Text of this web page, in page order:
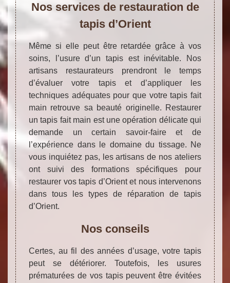
Nos services de restauration de
tapis d’Orient
Même si elle peut être retardée grâce à vos
soins, l’usure d’un tapis est inévitable. Nos
artisans restaurateurs prendront le temps
d’évaluer votre tapis et d’appliquer les
techniques adéquates pour que votre tapis fait
main retrouve sa beauté originelle. Restaurer
un tapis fait main est une opération délicate qui
demande un certain savoir-faire et de
l’expérience dans le domaine du tissage. Ne
vous inquiétez pas, les artisans de nos ateliers
ont suivi des formations spécifiques pour
restaurer vos tapis d’Orient et nous intervenons
dans tous les types de réparation de tapis
d’Orient.
Nos conseils
Certes, au fil des années d’usage, votre tapis
peut se détériorer. Toutefois, les usures
prématurées de vos tapis peuvent être évitées